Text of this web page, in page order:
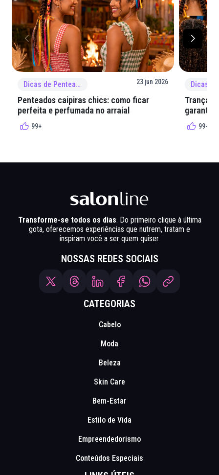
Dicas de Penteado 23 jun 2026
Penteados caipiras chics: como ficar
perfeita e perfumada no arraial
99+
Tranças
garantir
99+
Transforme-se todos os dias. Do primeiro clique à última
gota, oferecemos experiências que nutrem, tratam e
inspiram você a ser quem quiser.
NOSSAS REDES SOCIAIS
CATEGORIAS
Cabelo
Moda
Beleza
Skin Care
Bem-Estar
Estilo de Vida
Empreendedorismo
Conteúdos Especiais